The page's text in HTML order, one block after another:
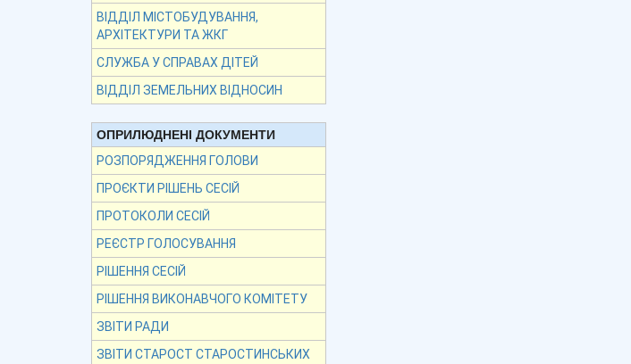
ВІДДІЛ МІСТОБУДУВАННЯ,
АРХІТЕКТУРИ ТА ЖКГ
СЛУЖБА У СПРАВАХ ДІТЕЙ
ВІДДІЛ ЗЕМЕЛЬНИХ ВІДНОСИН
ОПРИЛЮДНЕНІ ДОКУМЕНТИ
РОЗПОРЯДЖЕННЯ ГОЛОВИ
ПРОЄКТИ РІШЕНЬ СЕСІЙ
ПРОТОКОЛИ СЕСІЙ
РЕЄСТР ГОЛОСУВАННЯ
РІШЕННЯ СЕСІЙ
РІШЕННЯ ВИКОНАВЧОГО КОМІТЕТУ
ЗВІТИ РАДИ
ЗВІТИ СТАРОСТ СТАРОСТИНСЬКИХ